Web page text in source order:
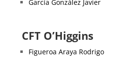
García González Javier
CFT O’Higgins
Figueroa Araya Rodrigo